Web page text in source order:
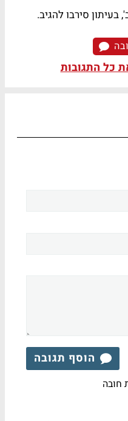
סירבו להגיב.
כל התגובות
הוסף תגובה
חובה